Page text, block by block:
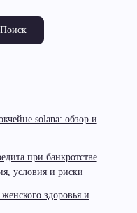
Поиск
solana: обзор и
при банкротстве
условия и риски
здоровья и